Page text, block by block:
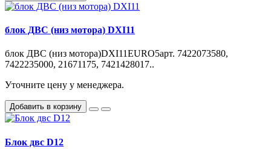
блок ДВС (низ мотора) DXI11
блок ДВС (низ мотора)DXI11EURO5арт. 7422073580,
7422235000, 21671175, 7421428017..
Уточните цену у менеджера.
Добавить в корзину
Блок двс D12